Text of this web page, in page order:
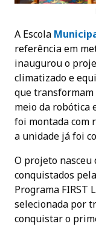
A Escola M
referência em
inaugurou o
climatizado e
que transformam
meio da robótica
foi montada com
a unidade já foi
O projeto nasceu
conquistados
Programa FIRST
selecionada por
conquistar o